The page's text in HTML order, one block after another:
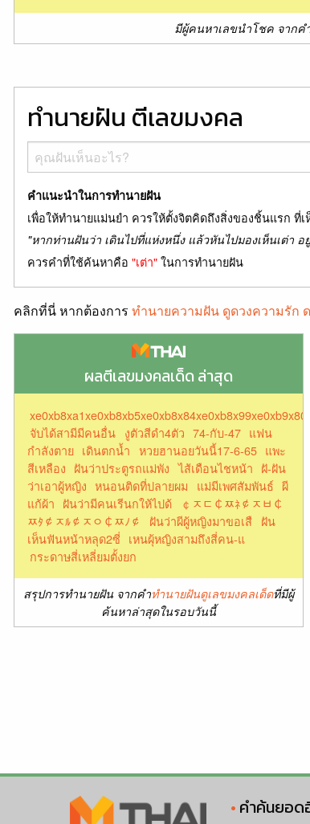
มีผู้คนหาเลขนำโชค จากค
ทำนายฝัน ตีเลขมงคล
คำแนะนำในการทำนายฝัน
เพื่อให้ทำนายแม่นยำ ควรให้ตั้งจิตคิดถึงสิ่งของชิ้นแรก ที่
"หากท่านฝันว่า เดินไปที่แห่งหนึ่ง แล้วหันไปมองเห็นเต่า อ
ควรคำที่ใช้ค้นหาคือ "เต่า"ในการทำนายฝัน
คลิกที่นี่ หากต้องการ ทำนายความฝัน ดูดวงความรัก
ผลตีเลขมงคลเด็ด ล่าสุด
จับได้สามีมีคนอื่น งูตัวสีดำ4ตัว 74-กับ-47 แฟน
กำลังตาย เดินตกน้ำ หวยฮานอยวันนี้17-6-65 แพะ
สีเหลือง ฝันว่าประตูรถแม่พัง ไส้เดือนไชหน้า ฝั-ฝัน
ว่าเอาผู้หญิง หนอนติดที่ปลายผม แม่มีเพศสัมพันธ์ ผี
แก้ผ้า ฝันว่ามีคนเรีนกให้ไปด้
￠ﾸﾧ￠ﾹﾈ￠ﾸﾲ￠
ﾹﾀ￠ﾸﾙ￠ﾸﾷ￠ﾹﾉ￠
ฝันว่าผีผู้หญิงมาขอเสื ฝัน
เห็นฟันหน้าหลุด2ซี่ เหนผุ้หญิงสามถึงสี่คน-แ
กระดาษสี่เหลี่ยมตั้งยก
สรุปการทำนายฝัน จากคำทำนายฝันดูเลขมงคลเด็ดที่มีผู้
ค้นหาล่าสุดในรอบวันนี้
คำค้นยอด